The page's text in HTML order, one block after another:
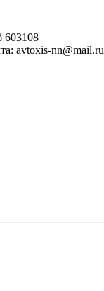
603108
avtoxis-nn@mail.ru